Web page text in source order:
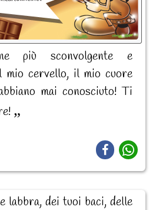
più sconvolgente e
mio cervello, il mio cuore
mai conosciuto! Ti
labbra, dei tuoi baci, delle